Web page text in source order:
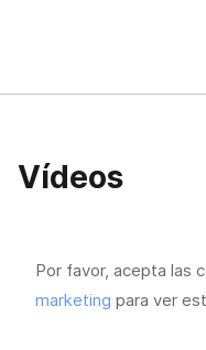
Vídeos
Por favor, acepta las
marketing para ver